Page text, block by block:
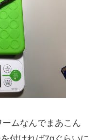
ムなんでまあこん